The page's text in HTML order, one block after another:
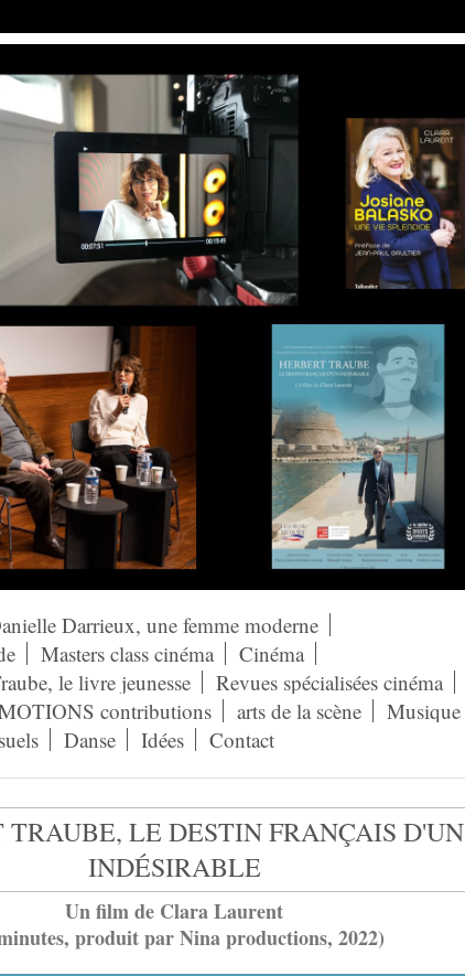
Darrieux, une femme moderne
Masters class cinéma
Cinéma
le livre jeunesse
Revues spécialisées cinéma
contributions arts de la scène
Musique
Danse Idées Contact
TRAUBE, LE DESTIN FRANÇAIS D'UN
INDÉSIRABLE
Un film de Clara Laurent
produit par Nina productions, 2022)